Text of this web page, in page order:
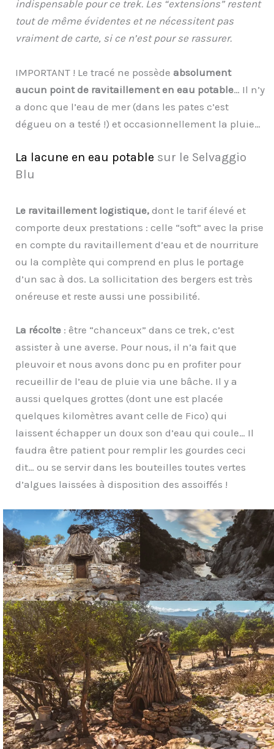
indispensable pour ce trek. Les “extensions” restent
tout de même évidentes et ne nécessitent pas
vraiment de carte, si ce n’est pour se rassurer.
IMPORTANT ! Le tracé ne possède absolument
aucun point de ravitaillement en eau potable… Il n’y
a donc que l’eau de mer (dans les pates c’est
dégueu on a testé !) et occasionnellement la pluie…
La lacune en eau potable sur le Selvaggio
Blu
Le ravitaillement logistique, dont le tarif élevé et
comporte deux prestations : celle “soft” avec la prise
en compte du ravitaillement d’eau et de nourriture
ou la complète qui comprend en plus le portage
d’un sac à dos. La sollicitation des bergers est très
onéreuse et reste aussi une possibilité.
La récolte : être “chanceux” dans ce trek, c’est
assister à une averse. Pour nous, il n’a fait que
pleuvoir et nous avons donc pu en profiter pour
recueillir de l’eau de pluie via une bâche. Il y a
aussi quelques grottes (dont une est placée
quelques kilomètres avant celle de Fico) qui
laissent échapper un doux son d’eau qui coule… Il
faudra être patient pour remplir les gourdes ceci
dit… ou se servir dans les bouteilles toutes vertes
d’algues laissées à disposition des assoiffés !